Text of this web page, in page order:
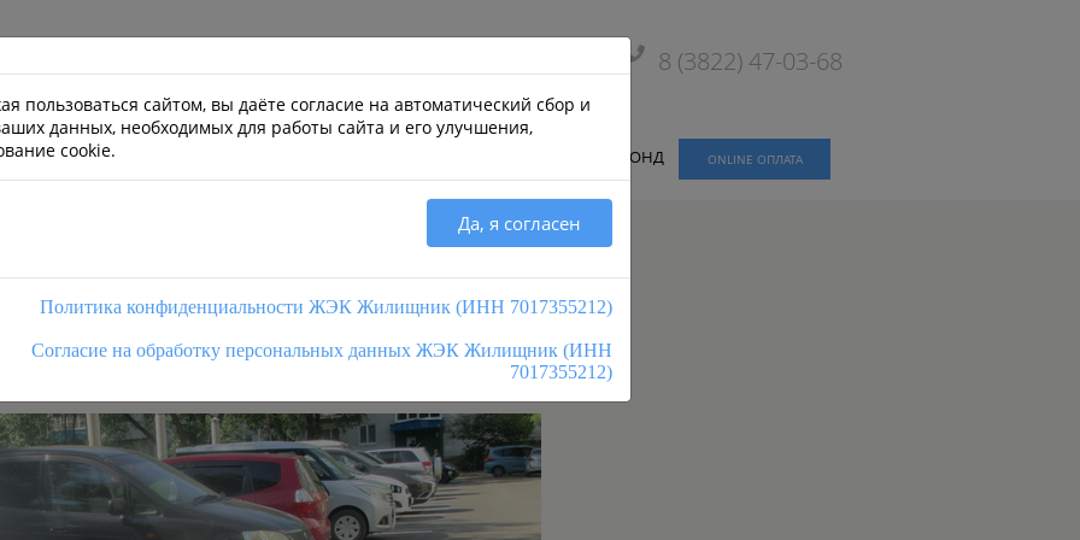
8 (3822) 47-03-68
ВОПРОС-ОТВЕТ ЖИЛОЙ ФОНД ONLINE ОПЛАТА
- ул. Интернационалистов 9,15
- УЛ.
9,15
пользоваться сайтом, вы даёте согласие на автоматический сбор и
данных, необходимых для работы сайта и его улучшения,
cookie.
Да, я согласен
Политика конфиденциальности ЖЭК Жилищник (ИНН 7017355212)
Согласие на обработку персональных данных ЖЭК Жилищник (ИНН
7017355212)